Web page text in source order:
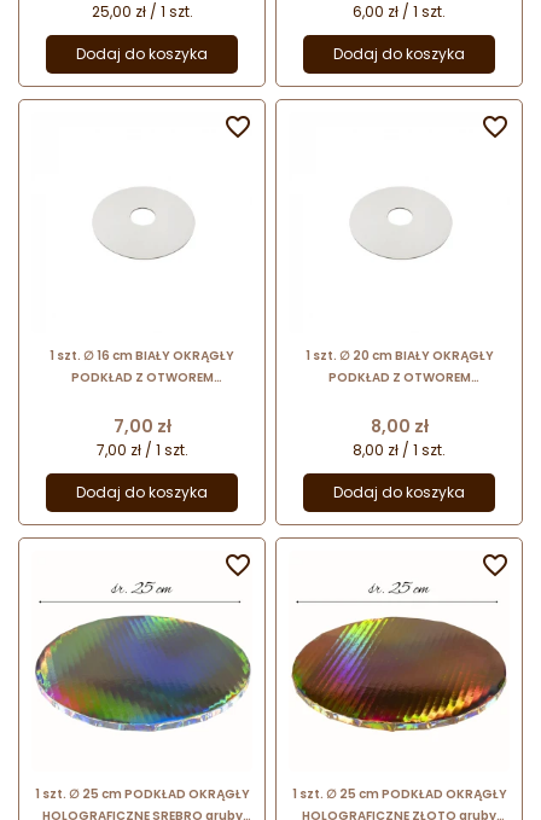
25,00 zł / 1 szt.
Dodaj do koszyka
6,00 zł / 1 szt.
Dodaj do koszyka
1 szt. ∅ 16 cm BIAŁY OKRĄGŁY
PODKŁAD Z OTWOREM
do tortu piętrowego
Cena
7,00 zł
7,00 zł / 1 szt.
Dodaj do koszyka

1 szt. ∅ 20 cm BIAŁY OKRĄGŁY
PODKŁAD Z OTWOREM
do tortu piętrowego
Cena
8,00 zł
8,00 zł / 1 szt.
Dodaj do koszyka

1 szt. ∅ 25 cm PODKŁAD OKRĄGŁY
HOLOGRAFICZNE SREBRO gruby

1 szt. ∅ 25 cm PODKŁAD OKRĄGŁY
HOLOGRAFICZNE ZŁOTO gruby
